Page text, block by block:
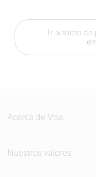
Ir al inicio de
Acerca de Visa
Nuestros valores